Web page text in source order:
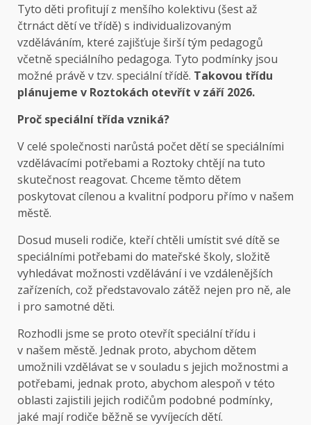
Tyto děti profitují z menšího kolektivu (šest až
čtrnáct dětí ve třídě) s individualizovaným
vzděláváním, které zajišťuje širší tým pedagogů
včetně speciálního pedagoga. Tyto podmínky jsou
možné právě v tzv. speciální třídě. Takovou třídu
plánujeme v Roztokách otevřít v září 2026.
Proč speciální třída vzniká?
V celé společnosti narůstá počet dětí se speciálními
vzdělávacími potřebami a Roztoky chtějí na tuto
skutečnost reagovat. Chceme těmto dětem
poskytovat cílenou a kvalitní podporu přímo v našem
městě.
Dosud museli rodiče, kteří chtěli umístit své dítě se
speciálními potřebami do mateřské školy, složitě
vyhledávat možnosti vzdělávání i ve vzdálenějších
zařízeních, což představovalo zátěž nejen pro ně, ale
i pro samotné děti.
Rozhodli jsme se proto otevřít speciální třídu i
v našem městě. Jednak proto, abychom dětem
umožnili vzdělávat se v souladu s jejich možnostmi a
potřebami, jednak proto, abychom alespoň v této
oblasti zajistili jejich rodičům podobné podmínky,
jaké mají rodiče běžně se vyvíjecích dětí.